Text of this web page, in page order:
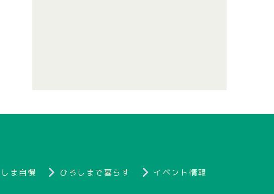
ま自慢 ひろしまで暮らす イベント情報